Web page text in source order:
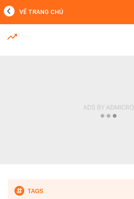
MỚI NHẤT
VỀ TRANG CHỦ